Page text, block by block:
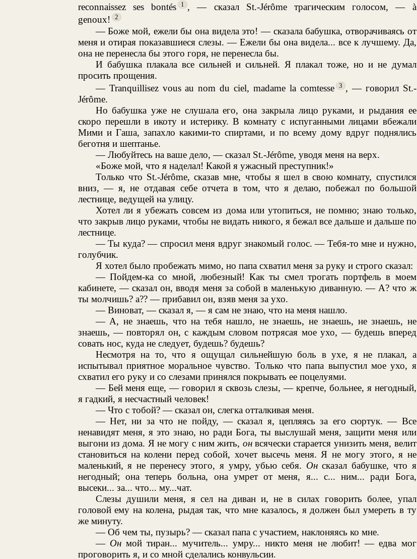
reconnaissez ses bontés
1 , — сказал St.-Jérôme трагическим голосом, — à
genoux!
2
— Боже мой, ежели бы она видела это! — сказала бабушка, отворачиваясь от
меня и отирая показавшиеся слезы. — Ежели бы она видела... все к лучшему. Да,
она не перенесла бы этого горя, не перенесла бы.
И бабушка плакала все сильней и сильней. Я плакал тоже, но и не думал
просить прощения.
— Tranquillisez vous au nom du ciel, madame la comtesse
3 , — говорил St.-
Jérôme.
Но бабушка уже не слушала его, она закрыла лицо руками, и рыдания ее
скоро перешли в икоту и истерику. В комнату с испуганными лицами вбежали
Мими и Гаша, запахло какими-то спиртами, и по всему дому вдруг поднялись
беготня и шептанье.
— Любуйтесь на ваше дело, — сказал St.-Jérôme, уводя меня на верх.
«Боже мой, что я наделал! Какой я ужасный преступник!»
Только что St.-Jérôme, сказав мне, чтобы я шел в свою комнату, спустился
вниз, — я, не отдавая себе отчета в том, что я делаю, побежал по большой
лестнице, ведущей на улицу.
Хотел ли я убежать совсем из дома или утопиться, не помню; знаю только,
что закрыв лицо руками, чтобы не видать никого, я бежал все дальше и дальше по
лестнице.
— Ты куда? — спросил меня вдруг знакомый голос. — Тебя-то мне и нужно,
голубчик.
Я хотел было пробежать мимо, но папа схватил меня за руку и строго сказал:
— Пойдем-ка со мной, любезный! Как ты смел трогать портфель в моем
кабинете, — сказал он, вводя меня за собой в маленькую диванную. — А? что ж
ты молчишь? а?? — прибавил он, взяв меня за ухо.
— Виноват, — сказал я, — я сам не знаю, что на меня нашло.
— А, не знаешь, что на тебя нашло, не знаешь, не знаешь, не знаешь, не
знаешь, — повторял он, с каждым словом потрясая мое ухо, — будешь вперед
совать нос, куда не следует, будешь? будешь?
Несмотря на то, что я ощущал сильнейшую боль в ухе, я не плакал, а
испытывал приятное моральное чувство. Только что папа выпустил мое ухо, я
схватил его руку и со слезами принялся покрывать ее поцелуями.
— Бей меня еще, — говорил я сквозь слезы, — крепче, больнее, я негодный,
я гадкий, я несчастный человек!
— Что с тобой? — сказал он, слегка отталкивая меня.
— Нет, ни за что не пойду, — сказал я, цепляясь за его сюртук. — Все
ненавидят меня, я это знаю, но ради Бога, ты выслушай меня, защити меня или
выгони из дома. Я не могу с ним жить, онвсячески старается унизить меня, велит
становиться на колени перед собой, хочет высечь меня. Я не могу этого, я не
маленький, я не перенесу этого, я умру, убью себя. Онсказал бабушке, что я
негодный; она теперь больна, она умрет от меня, я... с... ним... ради Бога,
высеки... за... что... му...чат.
Слезы душили меня, я сел на диван и, не в силах говорить более, упал
головой ему на колена, рыдая так, что мне казалось, я должен был умереть в ту
же минуту.
— Об чем ты, пузырь? — сказал папа с участием, наклоняясь ко мне.
— Онмой тиран... мучитель... умру... никто меня не любит! — едва мог
проговорить я, и со мной сделались конвульсии.